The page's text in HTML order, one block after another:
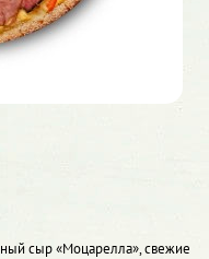
сыр «Моцарелла», свежие